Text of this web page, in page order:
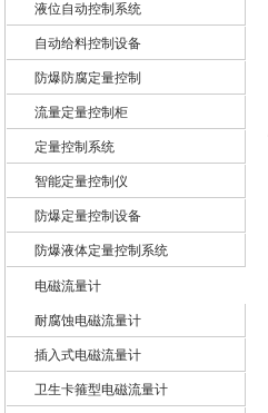
上海龙魁工业技术有限责任公司
液位自动控制系统
自动给料控制设备
防爆防腐定量控制
流量定量控制柜
定量控制系统
智能定量控制仪
防爆定量控制设备
防爆液体定量控制系统
电磁流量计
耐腐蚀电磁流量计
插入式电磁流量计
卫生卡箍型电磁流量计